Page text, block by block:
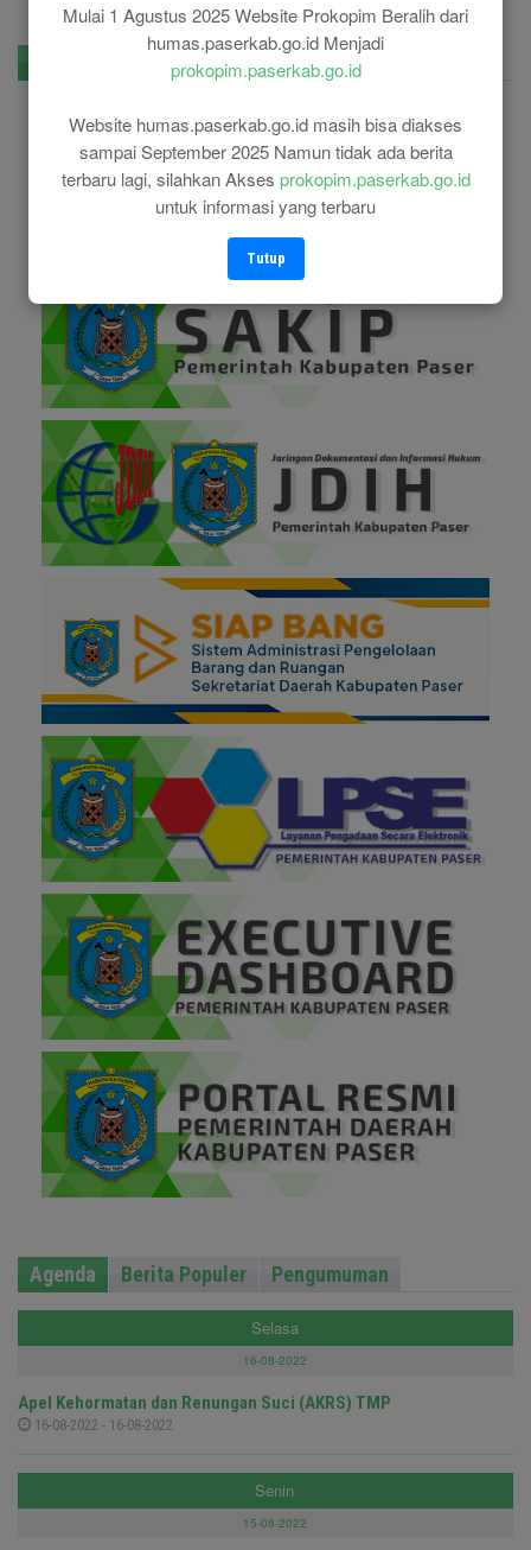
Mulai 1 Agustus 2025 Website Prokopim Beralih dari
humas.paserkab.go.id Menjadi
prokopim.paserkab.go.id
Website humas.paserkab.go.id masih bisa diakses
sampai September 2025 Namun tidak ada berita
terbaru lagi, silahkan Akses prokopim.paserkab.go.id
untuk informasi yang terbaru
Tutup
Agenda Berita Populer Pengumuman
Selasa
16-08-2022
Apel Kehormatan dan Renungan Suci (AKRS) TMP
16-08-2022 - 16-08-2022
Senin
15-08-2022